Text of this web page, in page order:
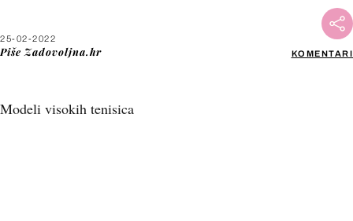
25-02-2022
Piše Zadovoljna.hr KOMENTARI
Modeli visokih tenisica